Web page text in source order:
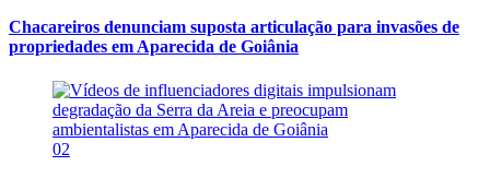
Chacareiros denunciam suposta articulação para invasões de
propriedades em Aparecida de Goiânia
02